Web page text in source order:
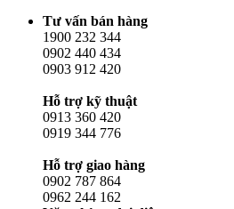
Tư vấn bán hàng
1900 232 344
0902 440 434
0903 912 420
Hỗ trợ kỹ thuật
0913 360 420
0919 344 776
Hỗ trợ giao hàng
0902 787 864
0962 244 162